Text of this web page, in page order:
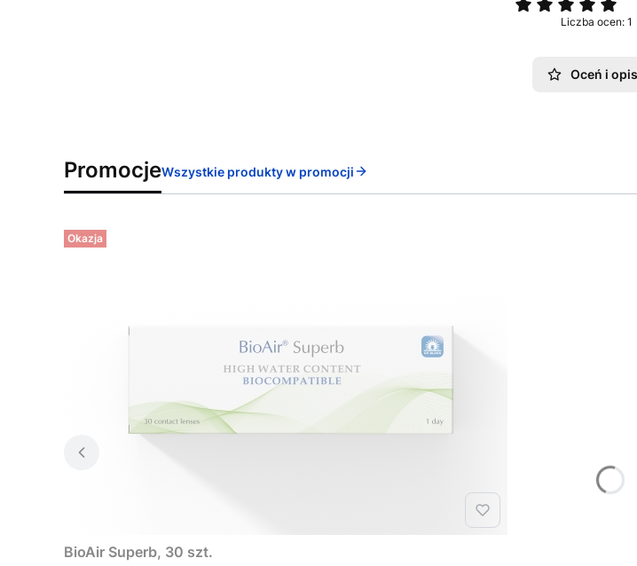
Liczba ocen: 1
Oceń i
PromocjeWszystkie produkty w promocji
Okazja
BioAir Superb, 30 szt.